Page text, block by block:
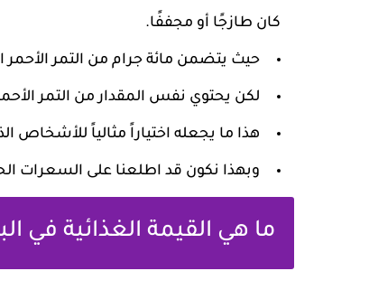
كان طازجًا أو مجففًا.
حيث يتضمن مائة جرام من التمر الأحمر الطازج 76
لكن يحتوي نفس المقدار من التمر الأحمر المجفف
هذا ما يجعله اختياراً مثالياً للأشخاص
وبهذا نكون قد اطلعنا على السعرات
ما هي القيمة الغذائية في